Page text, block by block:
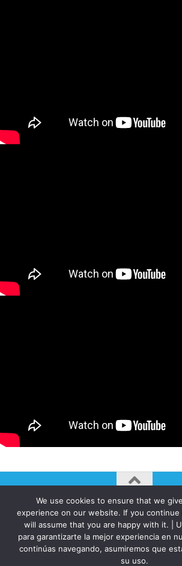
AUTOGIRO/el giro del arte actual © JAVIER
Rights Reserved.
Funciona con - Diseñado con el
We use cookies to ensure that we
experience on our website. If you
will assume that you are happy with it. |
para garantizarte la mejor experiencia en
continúas navegando, asumiremos que
su uso.